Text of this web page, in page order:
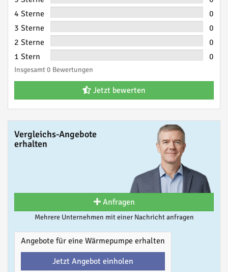
4 Sterne
0
3 Sterne
0
2 Sterne
0
1 Stern
0
Insgesamt 0 Bewertungen
Jetzt bewerten
Vergleichs-Angebote
erhalten
Anfragen
Mehrere Unternehmen mit einer Nachricht anfragen
Angebote für eine Wärmepumpe erhalten
Jetzt Angebot einholen